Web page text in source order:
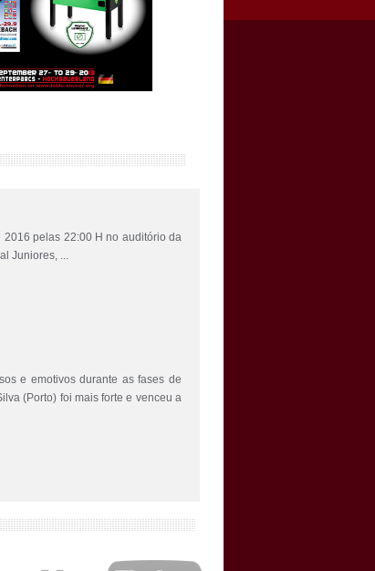
2016 pelas 22:00 H no auditório da
Juniores, ...
e emotivos durante as fases de
(Porto) foi mais forte e venceu a